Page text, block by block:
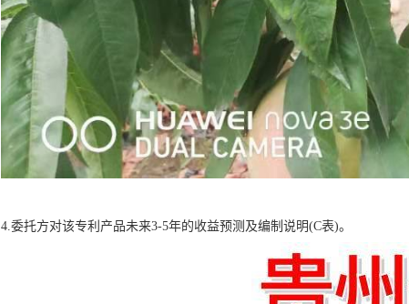
4.委托方对该专利产品未来3-5年的收益预测及编制说明(C表)。